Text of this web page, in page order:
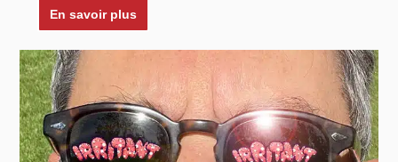
En savoir plus